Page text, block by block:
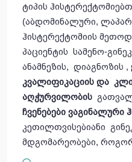
ტიპის
(აბდომინალური,
ჰისტერექტომიის
პაციენტის სამენო-
ანამნეზის, დიაგნოზის ,
კვალიფიკაციის და
აღჭურვილობის
ჩვენებები ვაგინალური
კეთილთვისებიანი
მდგომარეობები,